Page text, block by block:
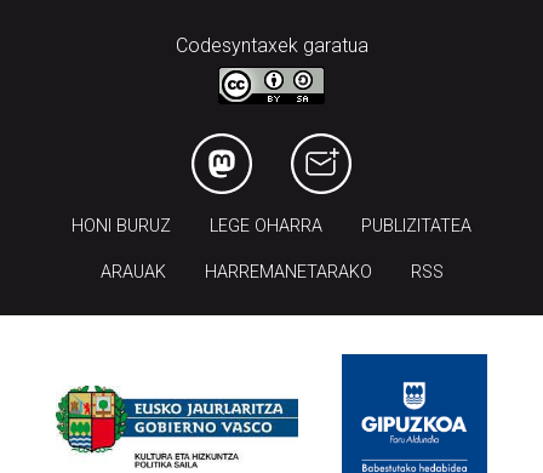
Codesyntaxek garatua
HONI BURUZ LEGE OHARRA PUBLIZITATEA
ARAUAK HARREMANETARAKO RSS